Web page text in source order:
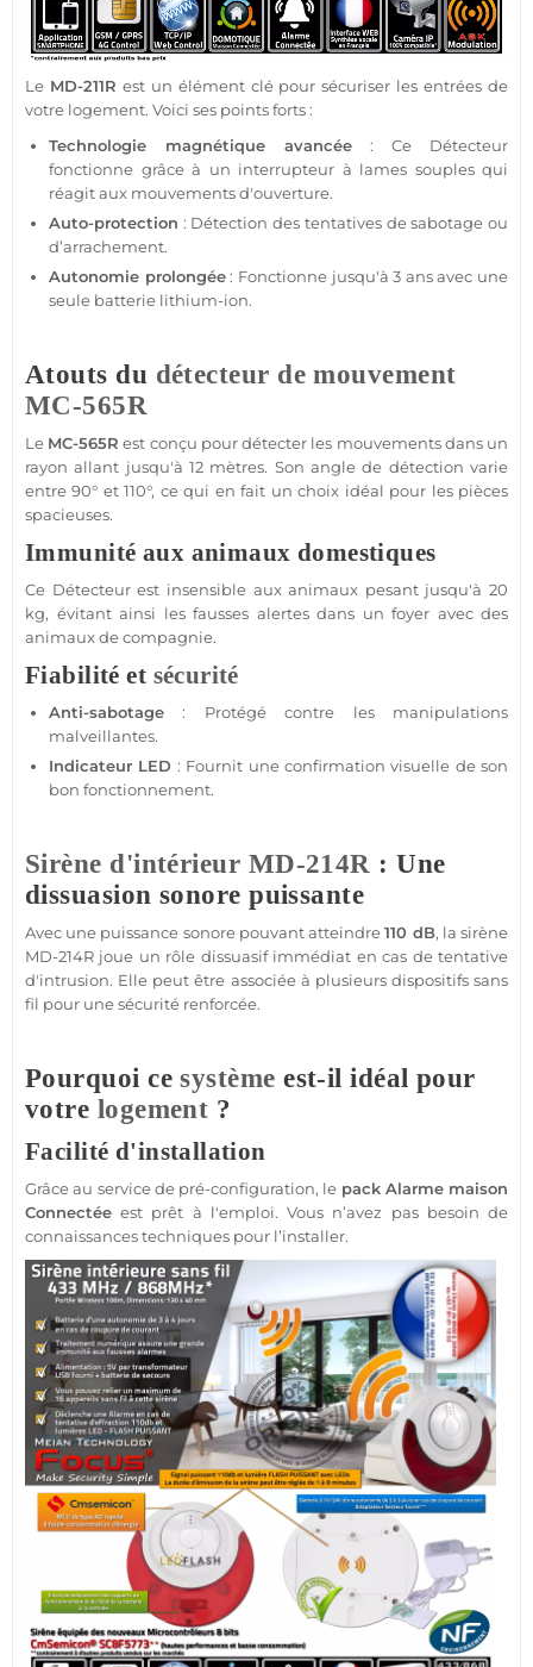
Le MD-211R est un élément clé pour sécuriser les entrées de
votre logement. Voici ses points forts :
Technologie magnétique avancée : Ce Détecteur
fonctionne grâce à un interrupteur à lames souples qui
réagit aux mouvements d'ouverture.
Auto-protection : Détection des tentatives de sabotage ou
d’arrachement.
Autonomie prolongée: Fonctionne jusqu'à 3 ans avec une
seule batterie lithium-ion.
Atouts du détecteur de mouvement
MC-565R
Le MC-565R est conçu pour détecter les mouvements dans un
rayon allant jusqu'à 12 mètres. Son angle de détection varie
entre 90° et 110°, ce qui en fait un choix idéal pour les pièces
spacieuses.
Immunité aux animaux domestiques
Ce Détecteurest insensible aux animaux pesant jusqu'à 20
kg, évitant ainsi les fausses alertes dans un foyer avec des
animaux de compagnie.
Fiabilité et sécurité
Anti-sabotage : Protégé contre les manipulations
malveillantes.
Indicateur LED : Fournit une confirmation visuelle de son
bon fonctionnement.
Sirène d'intérieur MD-214R : Une
dissuasion sonore puissante
Avec une puissance sonore pouvant atteindre110 dB, lasirène
MD-214R joue un rôle dissuasif immédiat en cas de tentative
d'intrusion. Elle peut être associée à plusieurs dispositifs sans
fil pour unesécurité renforcée.
Pourquoi cesystème est-il idéal pour
votre logement ?
Facilité d'installation
Grâce au service de pré-configuration, le pack Alarme maison
Connectée est prêt à l'emploi. Vous n’avez pas besoin de
connaissances techniques pour l’installer.